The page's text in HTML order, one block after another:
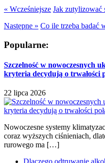
« Wcześniejsze Jak zutylizować
Następne » Co ile trzeba badać
Popularne:
Szczelność w nowoczesnych
kryteria decydują o trwałości
22 lipca 2026
Nowoczesne systemy
coraz wyższych ciśnieniach,
rurowego ma […]